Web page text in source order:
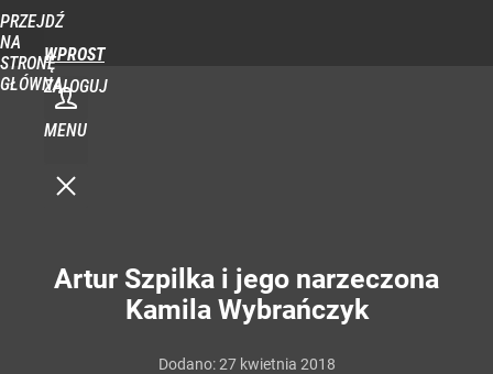
PRZEJDŹ
NA
STRONĘ
GŁÓWNĄ
WPROST
ZALOGUJ
MENU
Artur Szpilka i jego narzeczona
Kamila Wybrańczyk
Dodano:27 kwietnia 2018